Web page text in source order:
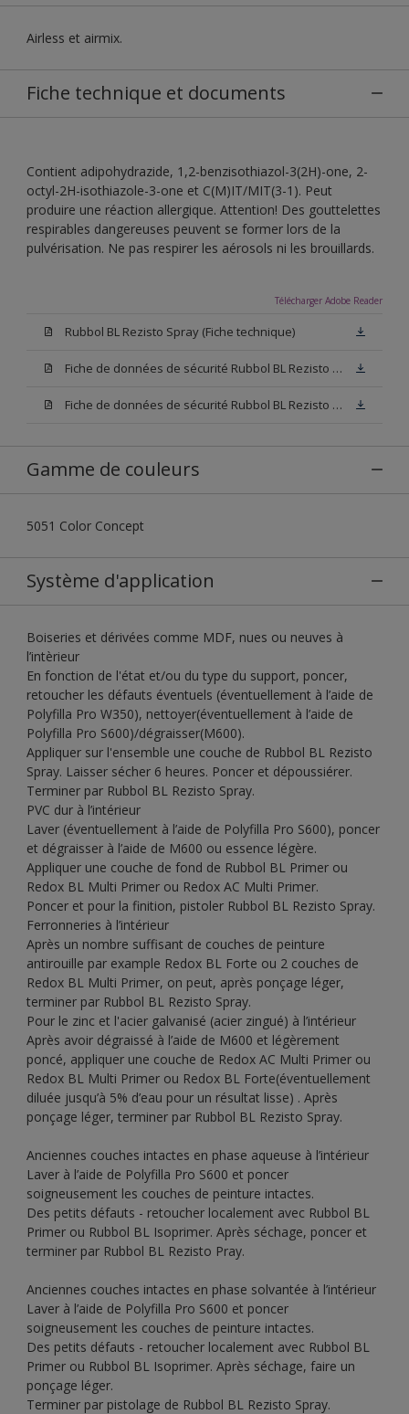
Airless et airmix.
Fiche technique et documents
Contient adipohydrazide, 1,2-benzisothiazol-3(2H)-one, 2-
octyl-2H-isothiazole-3-one et C(M)IT/MIT(3-1). Peut
produire une réaction allergique. Attention! Des gouttelettes
respirables dangereuses peuvent se former lors de la
pulvérisation. Ne pas respirer les aérosols ni les brouillards.
Télécharger Adobe Reader
Rubbol BL Rezisto Spray (Fiche technique)
Fiche de données de sécurité Rubbol BL Rezisto Spray W05 (SDS)
Fiche de données de sécurité Rubbol BL Rezisto Spray N00 (SDS)
Gamme de couleurs
5051 Color Concept
Système d'application
Boiseries et dérivées comme MDF, nues ou neuves à
l’intèrieur
En fonction de l'état et/ou du type du support, poncer,
retoucher les défauts éventuels (éventuellement à l’aide de
Polyfilla Pro W350), nettoyer(éventuellement à l’aide de
Polyfilla Pro S600)/dégraisser(M600).
Appliquer sur l'ensemble une couche de Rubbol BL Rezisto
Spray. Laisser sécher 6 heures. Poncer et dépoussiérer.
Terminer par Rubbol BL Rezisto Spray.
PVC dur à l’intérieur
Laver (éventuellement à l’aide de Polyfilla Pro S600), poncer
et dégraisser à l’aide de M600 ou essence légère.
Appliquer une couche de fond de Rubbol BL Primer ou
Redox BL Multi Primer ou Redox AC Multi Primer.
Poncer et pour la finition, pistoler Rubbol BL Rezisto Spray.
Ferronneries à l’intérieur
Après un nombre suffisant de couches de peinture
antirouille par example Redox BL Forte ou 2 couches de
Redox BL Multi Primer, on peut, après ponçage léger,
terminer par Rubbol BL Rezisto Spray.
Pour le zinc et l'acier galvanisé (acier zingué) à l’intérieur
Après avoir dégraissé à l’aide de M600 et légèrement
poncé, appliquer une couche de Redox AC Multi Primer ou
Redox BL Multi Primer ou Redox BL Forte(éventuellement
diluée jusqu’à 5% d’eau pour un résultat lisse) . Après
ponçage léger, terminer par Rubbol BL Rezisto Spray.
Anciennes couches intactes en phase aqueuse à l’intérieur
Laver à l’aide de Polyfilla Pro S600 et poncer
soigneusement les couches de peinture intactes.
Des petits défauts - retoucher localement avec Rubbol BL
Primer ou Rubbol BL Isoprimer. Après séchage, poncer et
terminer par Rubbol BL Rezisto Pray.
Anciennes couches intactes en phase solvantée à l’intérieur
Laver à l’aide de Polyfilla Pro S600 et poncer
soigneusement les couches de peinture intactes.
Des petits défauts - retoucher localement avec Rubbol BL
Primer ou Rubbol BL Isoprimer. Après séchage, faire un
ponçage léger.
Terminer par pistolage de Rubbol BL Rezisto Spray.